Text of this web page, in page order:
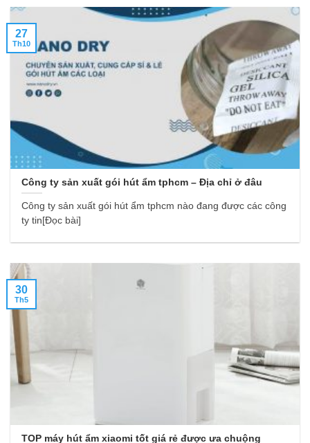
Công ty sản xuất gói hút ẩm tphcm – Địa chỉ ở đâu
Công ty sản xuất gói hút ẩm tphcm nào đang được các công
ty tin[Đọc bài]
27
Th10
TOP máy hút ẩm xiaomi tốt giá rẻ được ưa chuộng
30
Th5